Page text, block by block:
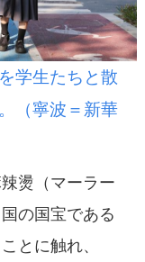
学生たちと散
（寧波＝新華
燙（マーラー
の国宝である
とに触れ、